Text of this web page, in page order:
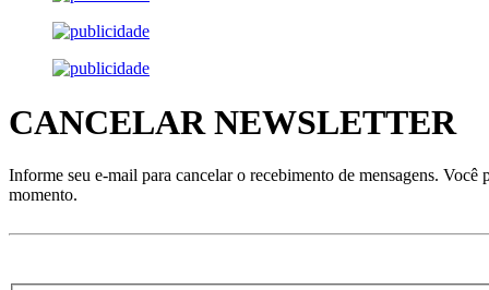
CANCELAR NEWSLETTER
Informe seu e-mail para cancelar o recebimento de mensagens. Você
momento.